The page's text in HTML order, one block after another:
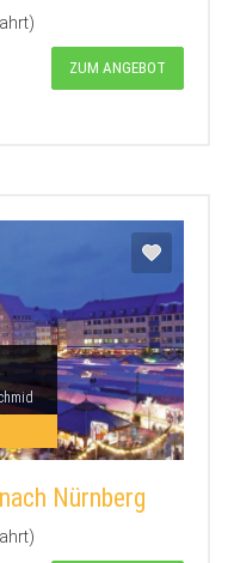
ZUM ANGEBOT
Nürnberg